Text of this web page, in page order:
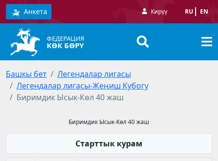
Анкета Кирүү RU EN
ФЕДЕРАЦИЯ
КӨК БӨРҮ
Башкы бет
Легендалар лигасы
Легендалар лигасы-Жеңиш Кубогу
Биримдик Ысык-Көл 40 жаш
Биримдик Ысык-Көл 40 жаш
Старттык курам